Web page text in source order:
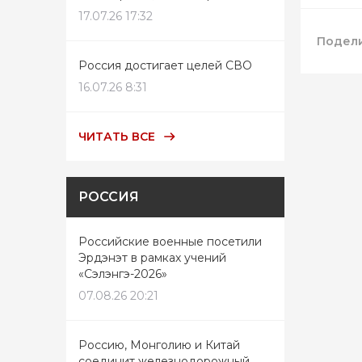
17.07.26 17:32
Россия достигает целей СВО
16.07.26 8:31
ЧИТАТЬ ВСЕ
РОССИЯ
Российские военные посетили
Эрдэнэт в рамках учений
«Сэлэнгэ-2026»
07.08.26 20:21
Россию, Монголию и Китай